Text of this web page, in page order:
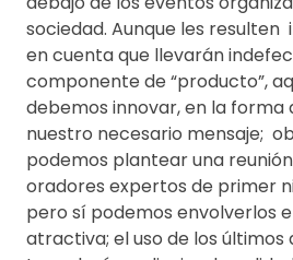
sociedad. Aunque les
en cuenta que llevarán
componente de “producto”,
debemos innovar, en la forma
nuestro necesario mensaje;
podemos plantear una
oradores expertos de primer
pero sí podemos envolverlos
atractiva; el uso de los últimos